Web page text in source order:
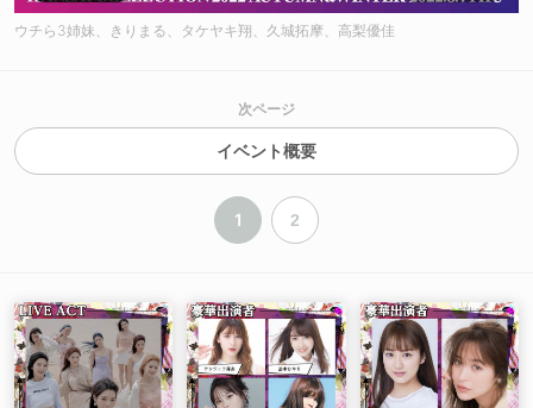
ウチら3姉妹、きりまる、タケヤキ翔、久城拓摩、高梨優佳
次ページ
イベント概要
1 2